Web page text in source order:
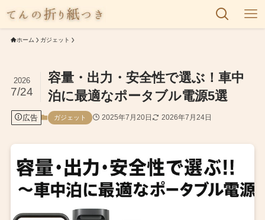
ホーム ガジェット
容量・出力・安全性で選ぶ！車中
泊に最適なポータブル電源5選
2026
7/24
広告 ガジェット 2025年7月20日 2026年7月24日